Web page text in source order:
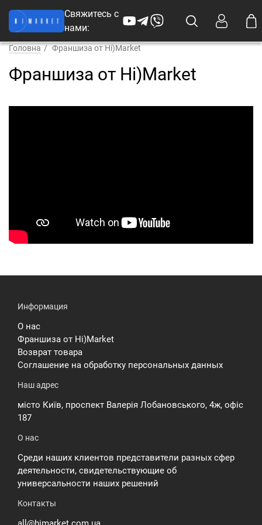
Свяжитесь с
нами:
Головна Франшиза от Hi)Market
Франшиза от Hi)Market
Информация
О нас
Франшиза от Hi)Market
Возврат товара
Соглашение на обработку персональных данных
Наш адрес
місто Київ, проспект Валерія Лобановського, 4ж, офіс
187
О нас
Среди наших клиентов представители разных сфер
деятельности, свидетельствующие об
универсальности наших решений
Контакты